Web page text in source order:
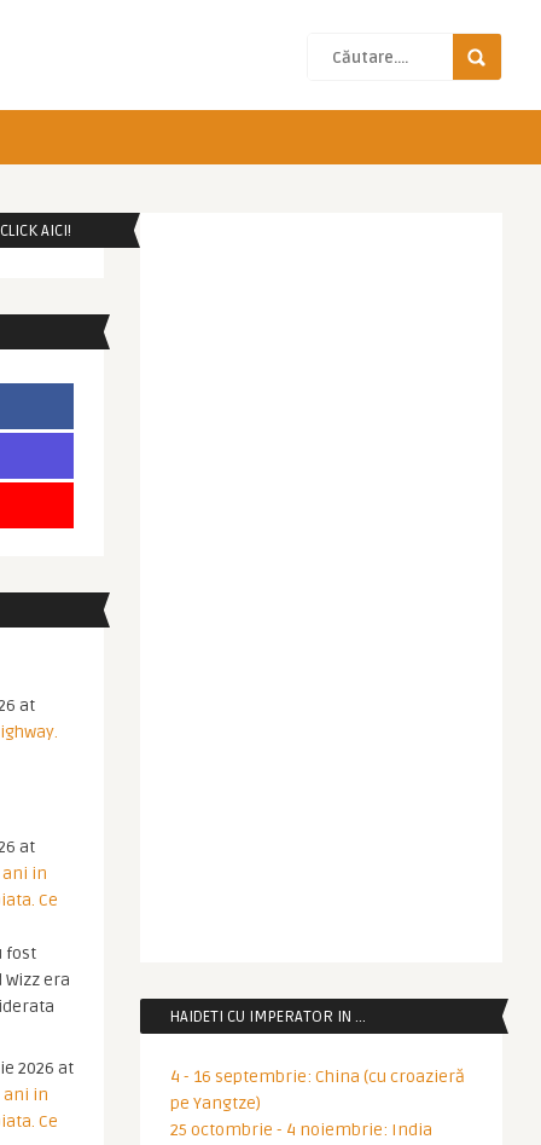
AICI!
at
at
ani in
Ce
fost
era
2026 at
ani in
Ce
HAIDETI CU IMPERATOR IN …
4 - 16 septembrie: China (cu croazieră
pe Yangtze)
25 octombrie - 4 noiembrie: India